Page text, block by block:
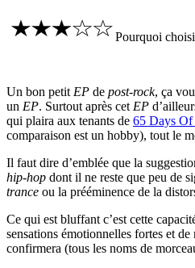
Pourquoi
Un bon petit EP de post-rock, ça
un EP. Surtout après cet EP
qui plaira aux tenants de 65 Days Of
comparaison est un hobby), tout le
Il faut dire d’emblée que la
hip-hop dont il ne reste que peu de
trance ou la prééminence de la
Ce qui est bluffant c’est cette
sensations émotionnelles fortes et
confirmera (tous les noms de